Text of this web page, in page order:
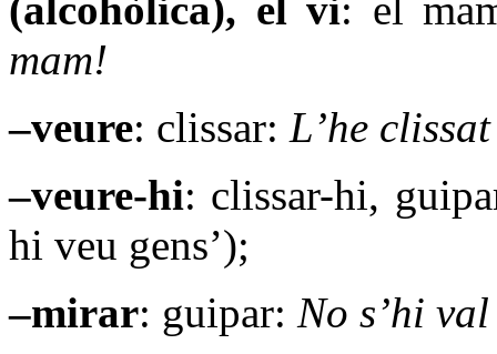
mam!
–veure: clissar: L’he
–veure-hi: clissar-hi,
hi veu gens’);
–mirar: guipar: No s’hi